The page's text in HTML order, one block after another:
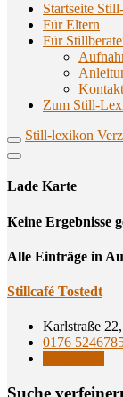
Startseite
Für Eltern
Für
Kon­takt
Zum Still-
Still-lexikon
Lade Karte
Кeine Ergebnisse
Alle Einträge in
Still­ca­fé Tostedt
Karlstraße
0176
Suche